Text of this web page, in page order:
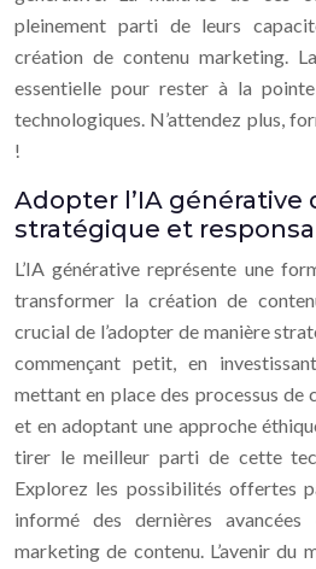
pleinement parti de leurs
création de contenu marketing.
essentielle pour rester à la
technologiques. N’attendez plus,
!
Adopter l’IA générative
stratégique et
L’IA générative représente une
transformer la création de
crucial de l’adopter de manière
commençant petit, en
mettant en place des processus
et en adoptant une approche
tirer le meilleur parti de cette
Explorez les possibilités offertes
informé des dernières avancées
marketing de contenu. L’avenir du